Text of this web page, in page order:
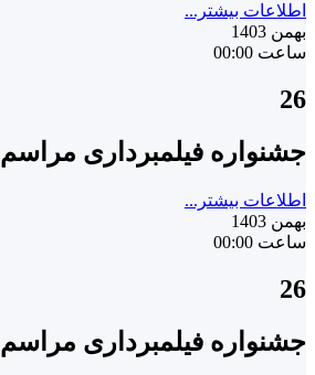
اطلاعات بیشتر...
بهمن 1403
ساعت 00:00
26
جشنواره فیلمبرداری مراسم
اطلاعات بیشتر...
بهمن 1403
ساعت 00:00
26
جشنواره فیلمبرداری مراسم